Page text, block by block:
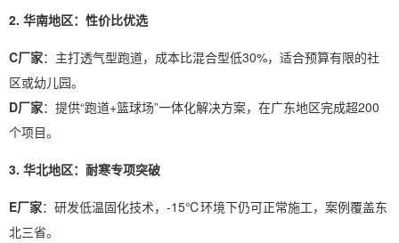
2. 华南地区：性价比优选
C厂家：主打透气型跑道，成本比混合型低30%，适合预算有限的社
区或幼儿园。
D厂家：提供“跑道+篮球场”一体化解决方案，在广东地区完成超200
个项目。
3. 华北地区：耐寒专项突破
E厂家：研发低温固化技术，-15℃环境下仍可正常施工，案例覆盖东
北三省。